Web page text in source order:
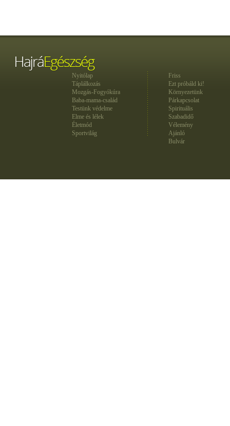
Nyitólap
Táplálkozás
Mozgás-Fogyókúra
Baba-mama-család
Testünk védelme
Elme és lélek
Életmód
Sportvilág
Friss
Ezt próbáld ki!
Környezetünk
Párkapcsolat
Spirituális
Szabadidő
Vélemény
Ajánló
Bulvár